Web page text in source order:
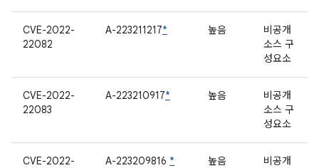
CVE-2022-
22082
A-223211217* 높음
비공개
소스 구
성요소
CVE-2022-
22083
A-223210917* 높음
비공개
소스 구
성요소
CVE-2022-
A-223209816 * 높음
비공개